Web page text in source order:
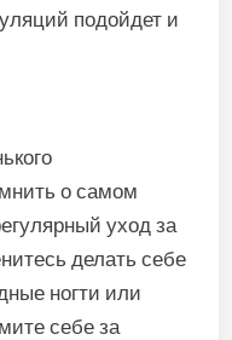
подойдет и
о самом
уход за
делать себе
ногти или
себе за